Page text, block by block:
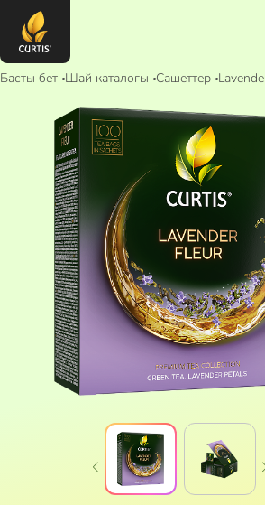
Басты бет Шай каталогы Сашеттер